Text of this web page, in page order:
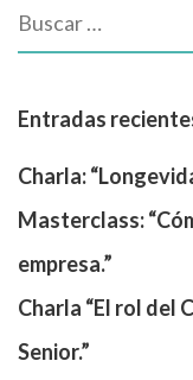
Entradas
Charla:
Masterclass:
empresa.”
Charla “El rol del
Senior.”